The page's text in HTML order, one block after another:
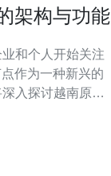
架构与功能
和个人开始关注
作为一种新兴的
入探讨越南原生